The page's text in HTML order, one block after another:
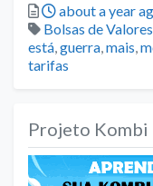
Posted
about a year
Tags
Bolsas de Valores
está,guerra,mais,
tarifas
Projeto Kombi